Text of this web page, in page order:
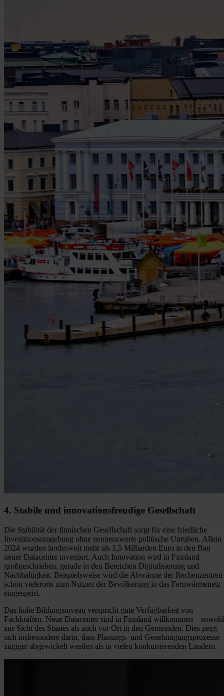
4. Stabile und innovationsfreudige Gesellschaft
Die Stabilität der finnischen Gesellschaft sorgt für eine friedliche
Investitionsumgebung ohne nennenswerte politische Unruhen. Allein
2024 wurden landesweit mehr als 1,5 Milliarden Euro in den Bau
neuer Datacenter investiert. Auch Innovation wird in Finnland
großgeschrieben, gerade in den Bereichen Digitalisierung und
Nachhaltigkeit. Beispielsweise wird die Abwärme der Rechenzentren
schon vielerorts zum Nutzen der Bevölkerung in das Fernwärmenetz
eingespeist.
Das hohe Bildungsniveau verspricht gute Verfügbarkeit von
Fachkräften. Neue Datacenter sind in Finnland willkommen – sowohl
aus Sicht des Staates als auch vor Ort in den Gemeinden. Dies zeigt
sich insbesondere darin, dass Planungs- und Genehmigungsprozesse
zügiger abgewickelt werden als in vielen konkurrierenden Ländern.